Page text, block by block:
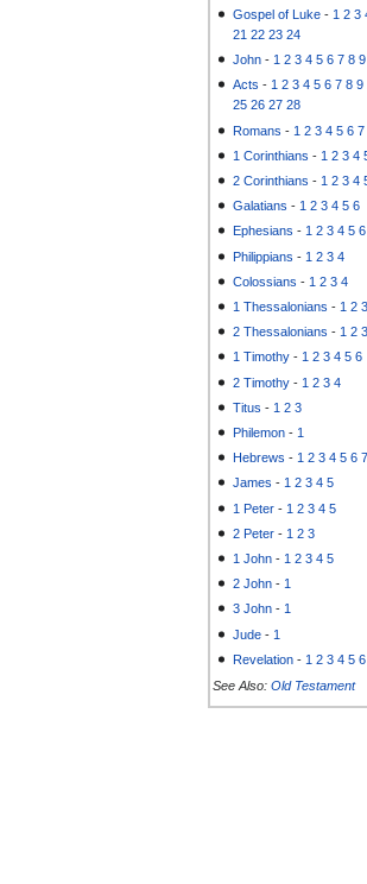
Gospel of Luke - 1 2 3
21 22 23 24
John - 1 2 3 4 5 6 7 8 9
Acts - 1 2 3 4 5 6 7 8 9
25 26 27 28
Romans - 1 2 3 4 5 6 7
1 Corinthians - 1 2 3 4
2 Corinthians - 1 2 3 4
Galatians - 1 2 3 4 5 6
Ephesians - 1 2 3 4 5 6
Philippians - 1 2 3 4
Colossians - 1 2 3 4
1 Thessalonians - 1 2 3
2 Thessalonians - 1 2 3
1 Timothy - 1 2 3 4 5 6
2 Timothy - 1 2 3 4
Titus - 1 2 3
Philemon - 1
Hebrews - 1 2 3 4 5 6 7
James - 1 2 3 4 5
1 Peter - 1 2 3 4 5
2 Peter - 1 2 3
1 John - 1 2 3 4 5
2 John - 1
3 John -1
Jude - 1
Revelation - 1 2 3 4 5 6
See Also: Old Testament